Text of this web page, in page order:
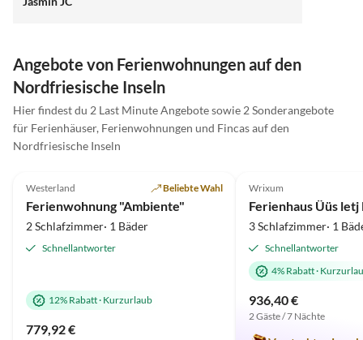
Angebote von Ferienwohnungen auf den
Nordfriesische Inseln
Hier findest du 2 Last Minute Angebote sowie 2 Sonderangebote
für Ferienhäuser, Ferienwohnungen und Fincas auf den
Nordfriesische Inseln
Westerland Beliebte Wahl
Ferienwohnung "Ambiente"
2 Schlafzimmer· 1 Bäder
Schnellantworter
12% Rabatt· Kurzurlaub
779,92 €
Wrixum
Ferienhaus Üüs letj
3 Schlafzimmer· 1
Schnellantworter
4% Rabatt·
936,40 €
2 Gäste / 7 Nächte